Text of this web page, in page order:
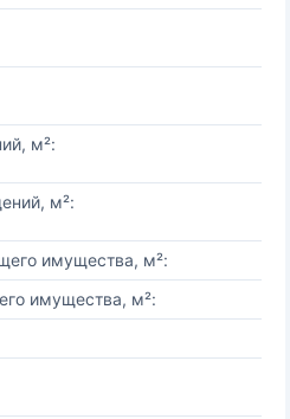
м²:
м²:
имущества, м²:
имущества, м²: